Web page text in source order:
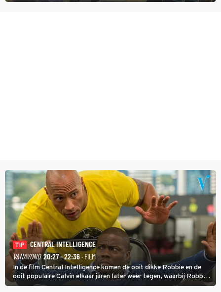
TIP
CENTRAL INTELLIGENCE
VANAVOND 20:27 - 22:36· FILM
In de film Central Intelligence komen de ooit dikke Robbie en de
ooit populaire Calvin elkaar jaren later weer tegen, waarbij Robbie,
inmiddels supergespierd en werkzaam voor de CIA, Calvins hulp